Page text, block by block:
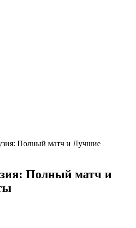
Полный матч и Лучшие
Полный матч и